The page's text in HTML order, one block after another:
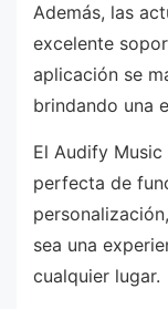
Además, las
excelente
aplicación se
brindando una
El Audify
perfecta de
sea una
cualquier lugar.